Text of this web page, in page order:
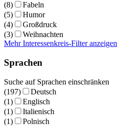
(8)
Fabeln
(5)
Humor
(4)
Großdruck
(3)
Weihnachten
Mehr Interessenkreis-Filter anzeigen
Sprachen
Suche auf Sprachen einschränken
(197)
Deutsch
(1)
Englisch
(1)
Italienisch
(1)
Polnisch